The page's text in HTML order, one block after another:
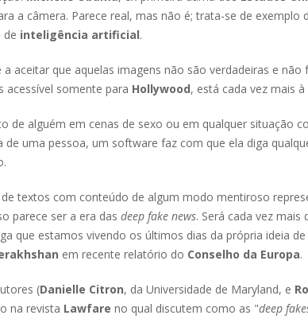
a câmera. Parece real, mas não é; trata-se de exemplo
de inteligência artificial.
aceitar que aquelas imagens não são verdadeiras e
acessível somente para Hollywood, está cada vez mais
de alguém em cenas de sexo ou em qualquer situação
de uma pessoa, um software faz com que ela diga
de textos com conteúdo de algum modo mentiroso
parece ser a era das deep fake news. Será cada vez mais
que estamos vivendo os últimos dias da própria ideia
em recente relatório do Conselho da Europa.
(Danielle Citron, da Universidade de Maryland, e
na revista Lawfare no qual discutem como as "deep